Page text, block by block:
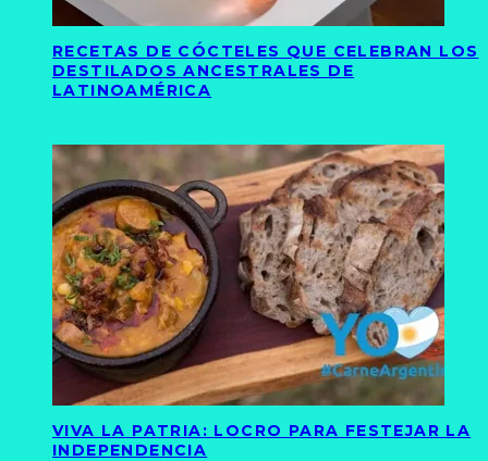
RECETAS DE CÓCTELES QUE CELEBRAN LOS
DESTILADOS ANCESTRALES DE
LATINOAMÉRICA
VIVA LA PATRIA: LOCRO PARA FESTEJAR LA
INDEPENDENCIA